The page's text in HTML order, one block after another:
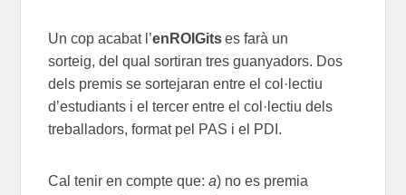
Un cop acabat ’enROIGits es farà un
sorteig, del qual sortiran tres guanyadors. Dos
dels premis se sortejaran entre el col·lectiu
d’estudiants i el tercer entre el col·lectiu de ls
treballadors, format pel PAS iel PDI.
Cal tenir en compte que:a) no es premia